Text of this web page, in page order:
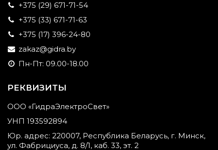
+375 (29) 671-71-54
+375 (33) 671-71-63
+375 (17) 396-24-80
zakaz@gidra.by
Пн-Пт: 09.00-18.00
РЕКВИЗИТЫ
ООО «ГидраЭлектроСвет»
УНП 193592894
Юр. адрес: 220007, Республика Беларусь, г. Минск,
ул. Фабрициуса, д. 8/1, каб. 33, эт. 2